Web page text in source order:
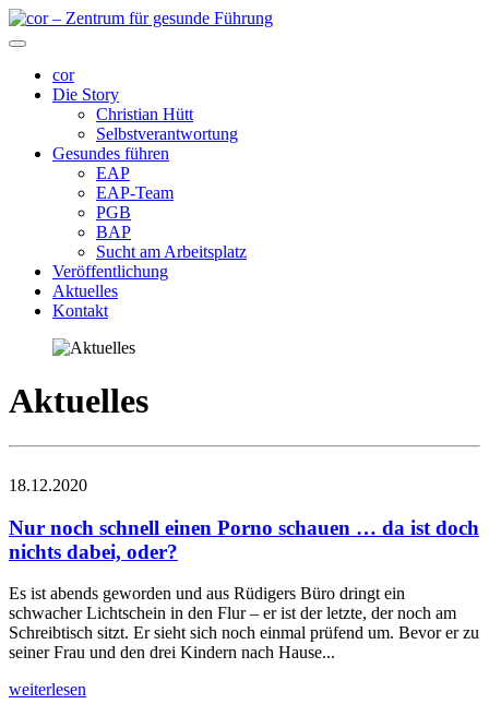
cor
Die Story
Christian Hütt
Selbstverantwortung
Gesundes führen
EAP
EAP-Team
PGB
BAP
Sucht am Arbeitsplatz
Veröffentlichung
Aktuelles
Kontakt
Aktuelles
18.12.2020
Nur noch schnell einen Porno schauen … da ist doch
nichts dabei, oder?
Es ist abends geworden und aus Rüdigers Büro dringt ein
schwacher Lichtschein in den Flur – er ist der letzte, der noch am
Schreibtisch sitzt. Er sieht sich noch einmal prüfend um. Bevor er zu
seiner Frau und den drei Kindern nach Hause...
weiterlesen